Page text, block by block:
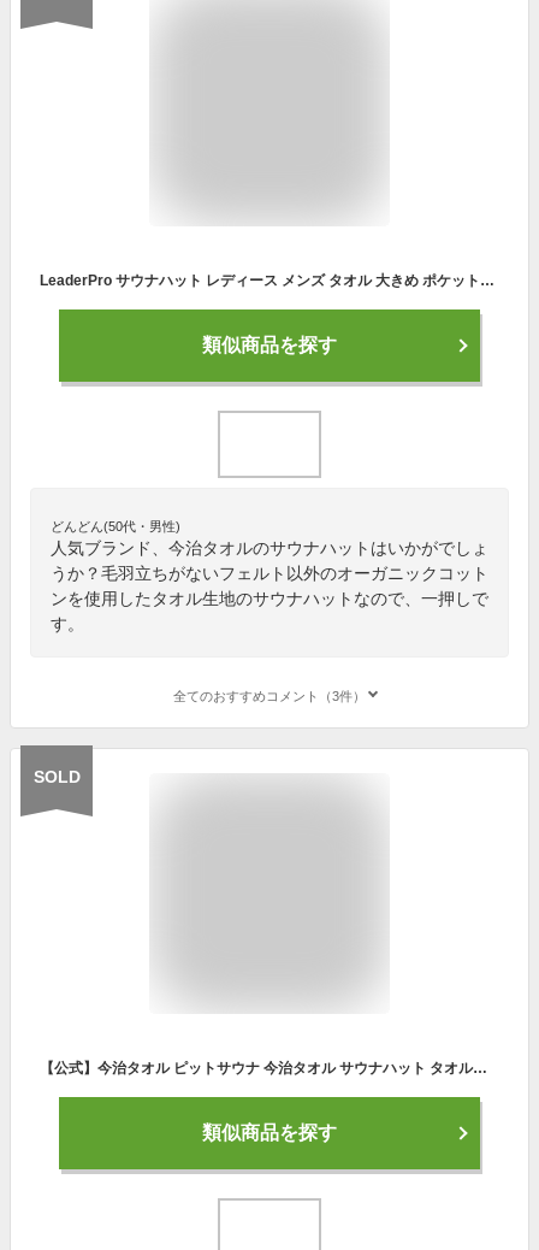
LeaderPro サウナハット レディース メンズ タオル 大きめ ポケット付き サウナキャップ 綿100％ コットン タオル生地 キー収納可能 おしゃれ かわいい 洗える 吸水 速乾 高品質 サウナグッズ ネイビー/カーキ/ブラック/ターコイズ
類似商品を探す
どんどん(50代・男性)
人気ブランド、今治タオルのサウナハットはいかがでしょ
うか？毛羽立ちがないフェルト以外のオーガニックコット
ンを使用したタオル生地のサウナハットなので、一押しで
す。
全てのおすすめコメント（3件）
SOLD
【公式】今治タオル ピットサウナ 今治タオル サウナハット タオル地 サウナハット メンズ サウナハット レディース サウナハット 今治 サウナハット 洗える サウナハット 大きめ サウナ 帽子 サウナハット レディース タオル サウナはっと サウナー サウナハット 今治タオル
類似商品を探す